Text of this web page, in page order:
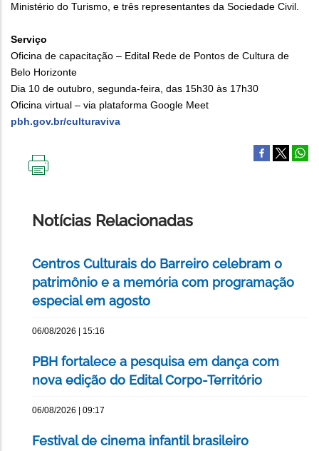
Ministério do Turismo, e três representantes da Sociedade Civil.
Serviço
Oficina de capacitação – Edital Rede de Pontos de Cultura de
Belo Horizonte
Dia 10 de outubro, segunda-feira, das 15h30 às 17h30
Oficina virtual – via plataforma Google Meet
pbh.gov.br/culturaviva
Notícias Relacionadas
Centros Culturais do Barreiro celebram o
patrimônio e a memória com programação
especial em agosto
06/08/2026 | 15:16
PBH fortalece a pesquisa em dança com
nova edição do Edital Corpo-Território
06/08/2026 | 09:17
Festival de cinema infantil brasileiro